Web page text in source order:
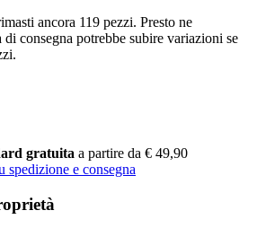
ancora 119 pezzi. Presto ne
consegna potrebbe subire variazioni se
gratuita a partire da € 49,90
e consegna